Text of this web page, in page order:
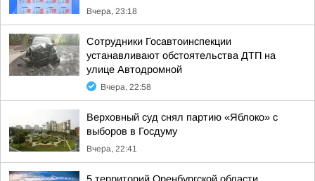
Вчера, 23:18
Сотрудники Госавтоинспекции
устанавливают обстоятельства ДТП на
улице Автодромной
Вчера, 22:58
Верховный суд снял партию «Яблоко» с
выборов в Госдуму
Вчера, 22:41